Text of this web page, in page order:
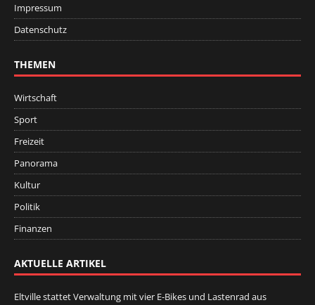
Impressum
Datenschutz
THEMEN
Wirtschaft
Sport
Freizeit
Panorama
Kultur
Politik
Finanzen
AKTUELLE ARTIKEL
Eltville stattet Verwaltung mit vier E-Bikes und Lastenrad aus